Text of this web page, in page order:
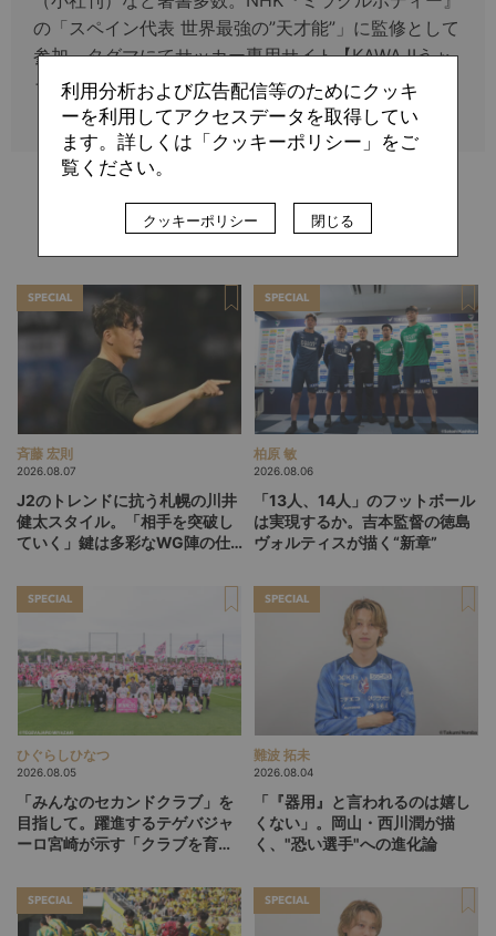
の「スペイン代表 世界最強の”天才能”」に監修として
参加。タグマにてサッカー専用サイト【KAWAJIうぉ
っち】を運営中。
関連記事
SPECIAL
斉藤 宏則
2026.08.07
J2のトレンドに抗う札幌の川井
健太スタイル。「相手を突破し
ていく」鍵は多彩なWG陣の仕
SPECIAL
柏原 敏
2026.08.06
「13人、14人」のフットボール
は実現するか。吉本監督の徳島
ヴォルティスが描く“新章”
SPECIAL
ひぐらしひなつ
2026.08.05
「みんなのセカンドクラブ」を
目指して。躍進するテゲバジャ
ーロ宮崎が示す「クラブを育て
SPECIAL
難波 拓未
2026.08.04
「『器用』と言われるのは嬉し
くない」。岡山・西川潤が描
く、"恐い選手"への進化論
SPECIAL SPECIAL
利用分析および広告配信等のためにクッキ
ーを利用してアクセスデータを取得してい
ます。詳しくは「クッキーポリシー」をご
覧ください。
クッキーポリシー 閉じる